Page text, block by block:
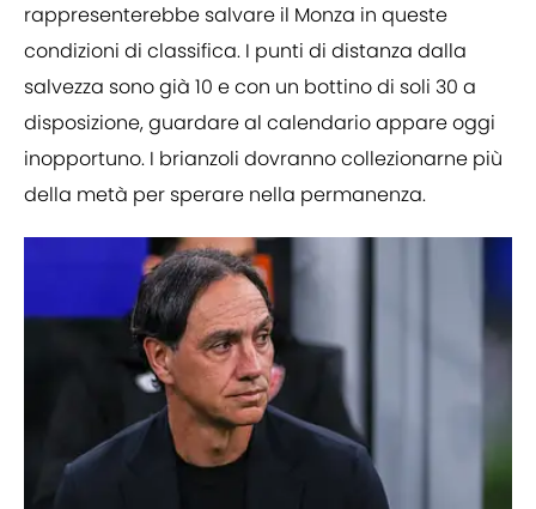
rappresenterebbe salvare il Monza in queste
condizioni di classifica. I punti di distanza dalla
salvezza sono già 10 e con un bottino di soli 30 a
disposizione, guardare al calendario appare oggi
inopportuno. I brianzoli dovranno collezionarne più
della metà per sperare nella permanenza.